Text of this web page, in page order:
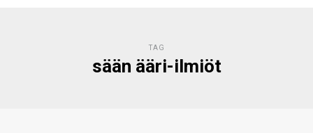
TAG
sään ääri-ilmiöt